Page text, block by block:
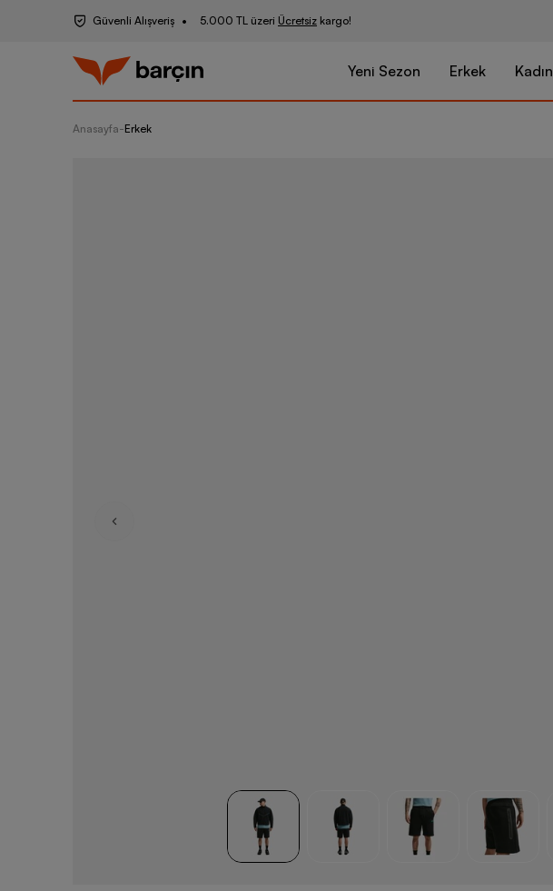
Güvenli Alışveriş 5.000 TL üzeri Ücretsiz kargo!
Yeni Sezon Erkek Kadın
Anasayfa-Erkek